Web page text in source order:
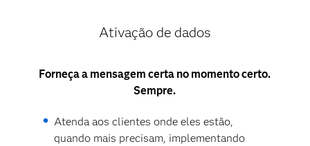
Ativação de dados
Forneça a mensagem certa no momento certo.
Sempre.
Atenda aos clientes onde eles estão,
quando mais precisam, implementando